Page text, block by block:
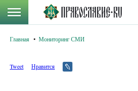
Главная Мониторинг СМИ
Tweet Нравится